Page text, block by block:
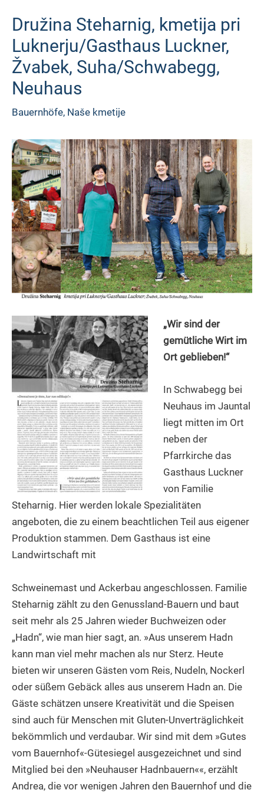
Družina Steharnig, kmetija pri
Luknerju/Gasthaus Luckner,
Žvabek, Suha/Schwabegg,
Neuhaus
Bauernhöfe, Naše kmetije
„Wir sind der
gemütliche Wirt im
Ort geblieben!“
In Schwabegg bei
Neuhaus im Jauntal
liegt mitten im Ort
neben der
Pfarrkirche das
Gasthaus Luckner
von Familie
Steharnig. Hier werden lokale Spezialitäten
angeboten, die zu einem beachtlichen Teil aus eigener
Produktion stammen. Dem Gasthaus ist eine
Landwirtschaft mit
Schweinemast und Ackerbau angeschlossen. Familie
Steharnig zählt zu den Genussland-Bauern und baut
seit mehr als 25 Jahren wieder Buchweizen oder
„Hadn“, wie man hier sagt, an. »Aus unserem Hadn
kann man viel mehr machen als nur Sterz. Heute
bieten wir unseren Gästen vom Reis, Nudeln, Nockerl
oder süßem Gebäck alles aus unserem Hadn an. Die
Gäste schätzen unsere Kreativität und die Speisen
sind auch für Menschen mit Gluten-Unverträglichkeit
bekömmlich und verdaubar. Wir sind mit dem »Gutes
vom Bauernhof«-Gütesiegel ausgezeichnet und sind
Mitglied bei den »Neuhauser Hadnbauern««, erzählt
Andrea, die vor wenigen Jahren den Bauernhof und die